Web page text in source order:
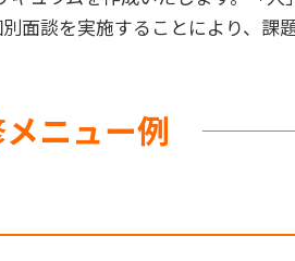
面談を実施することにより、課
ニュー例